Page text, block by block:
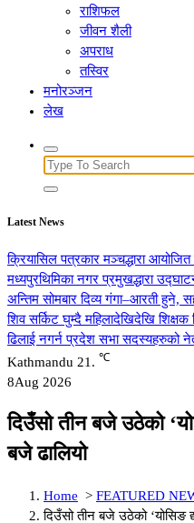
राशिफल
जीवन शैली
अपराध
तस्विर
मनोरञ्जन
लेख
Search
for:
Latest News
क्रियासिल पत्रकार मञ्चद्धारा
मध्यपुरथिमिका नगर प्रमुखद्धारा
अन्तिम सोमबार दिव्य गंगा–आरती हुने,
शिव सर्किट घुम्दै महिलादेखिदेखि शिक्षक
ढिलाई नगर्न प्रदेश सभा सदस्यहरुको
Kathmandu 21. ℃
8Aug 2026
दिउँसो तीन बजे उठेको
बजे ढालियो
Home > FEATURED
दिउँसो तीन बजे उठेको ‘योसिङ